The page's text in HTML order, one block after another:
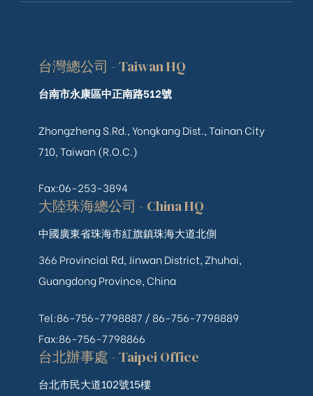
台灣總公司 - Taiwan HQ
台南市永康區中正南路512號
Zhongzheng S.Rd., Yongkang Dist., Tainan City
710, Taiwan (R.O.C.)
Fax:06-253-3894
大陸珠海總公司 - China HQ
中國廣東省珠海市紅旗鎮珠海大道北側
366 Provincial Rd, Jinwan District, Zhuhai,
Guangdong Province, China
Tel:86-756-7798887 / 86-756-7798889
Fax:86-756-7798866
台北辦事處 - Taipei Office
台北市民大道102號15樓